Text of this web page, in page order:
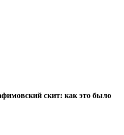
скит: как это было